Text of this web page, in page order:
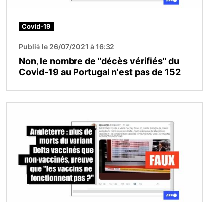
Covid-19
Publié le 26/07/2021 à 16:32
Non, le nombre de "décès vérifiés" du
Covid-19 au Portugal n'est pas de 152